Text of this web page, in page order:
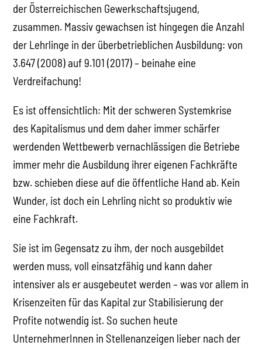
der Österreichischen Gewerkschaftsjugend,
zusammen. Massiv gewachsen ist hingegen die Anzahl
der Lehrlinge in der überbetrieblichen Ausbildung: von
3.647 (2008) auf 9.101 (2017) – beinahe eine
Verdreifachung!
Es ist offensichtlich: Mit der schweren Systemkrise
des Kapitalismus und dem daher immer schärfer
werdenden Wettbewerb vernachlässigen die Betriebe
immer mehr die Ausbildung ihrer eigenen Fachkräfte
bzw. schieben diese auf die öffentliche Hand ab. Kein
Wunder, ist doch ein Lehrling nicht so produktiv wie
eine Fachkraft.
Sie ist im Gegensatz zu ihm, der noch ausgebildet
werden muss, voll einsatzfähig und kann daher
intensiver als er ausgebeutet werden – was vor allem in
Krisenzeiten für das Kapital zur Stabilisierung der
Profite notwendig ist. So suchen heute
UnternehmerInnen in Stellenanzeigen lieber nach der